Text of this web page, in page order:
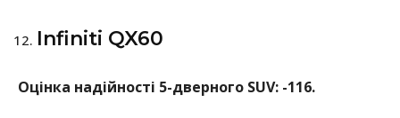
Infiniti QX60
Оцінка надійності 5-дверного SUV: -116.